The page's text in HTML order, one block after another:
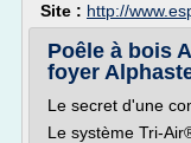
Site : http://
Poêle à bois
foyer
Le secret d'une
Le système Tri-